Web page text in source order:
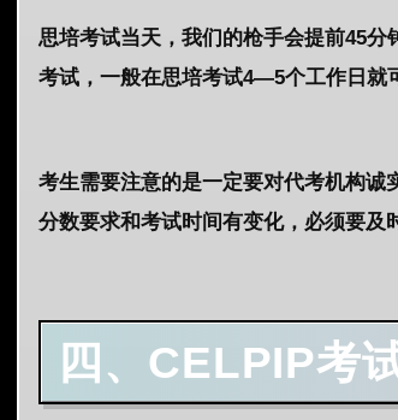
思培考试当天，我们的枪手会提前45
考试，一般在思培考试4—5个工作日就
考生需要注意的是一定要对代考机构
分数要求和考试时间有变化，必须要及
四、CELPIP考